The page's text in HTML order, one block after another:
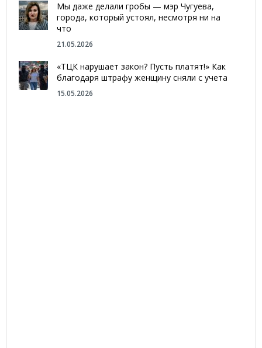
Мы даже делали гробы — мэр Чугуева,
города, который устоял, несмотря ни на
что
21.05.2026
«ТЦК нарушает закон? Пусть платят!» Как
благодаря штрафу женщину сняли с учета
15.05.2026